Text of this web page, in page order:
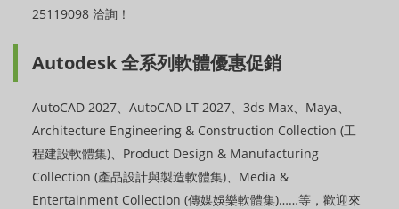
25119098 洽詢！
Autodesk 全系列軟體優惠促銷
AutoCAD 2027、AutoCAD LT 2027、3ds Max、Maya、
Architecture Engineering & Construction Collection (工
程建設軟體集)、Product Design & Manufacturing
Collection (產品設計與製造軟體集)、Media &
Entertainment Collection (傳媒娛樂軟體集)……等，歡迎來